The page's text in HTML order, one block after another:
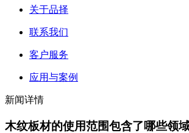
关于品择
联系我们
客户服务
应用与案例
新闻详情
木纹板材的使用范围包含了哪些领